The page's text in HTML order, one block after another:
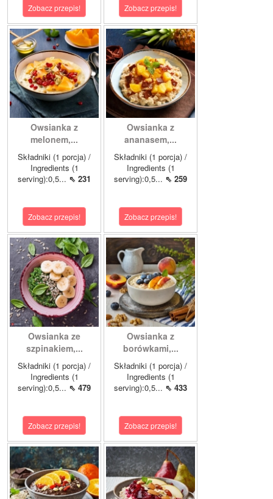
Zobacz przepis! Zobacz przepis!
Owsianka z
melonem,...
Składniki (1 porcja) /
Ingredients (1
serving):0,5... ⇖ 231
Zobacz przepis!
Owsianka z
ananasem,...
Składniki (1 porcja) /
Ingredients (1
serving):0,5... ⇖ 259
Zobacz przepis!
Owsianka ze
szpinakiem,...
Składniki (1 porcja) /
Ingredients (1
serving):0,5... ⇖ 479
Zobacz przepis!
Owsianka z
borówkami,...
Składniki (1 porcja) /
Ingredients (1
serving):0,5... ⇖ 433
Zobacz przepis!